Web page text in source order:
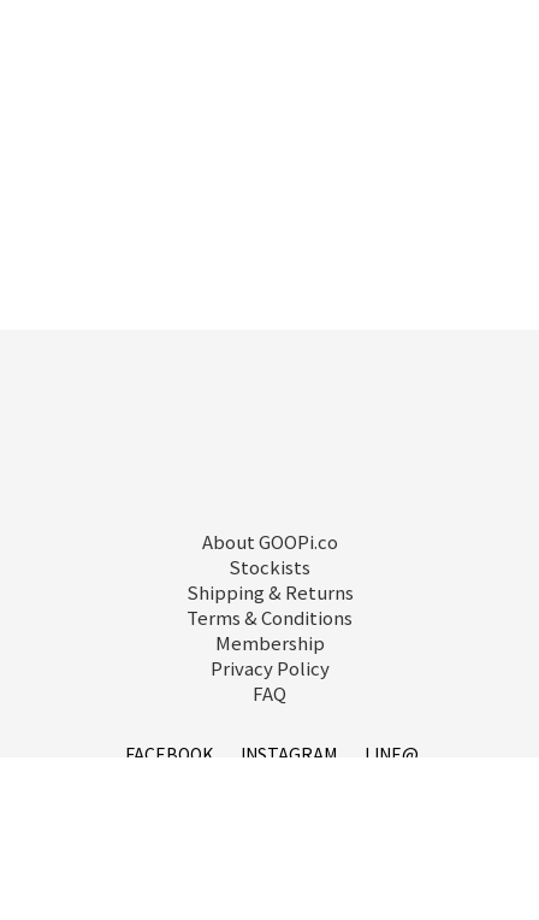
About GOOPi.co
Stockists
Shipping & Returns
Terms & Conditions
Membership
Privacy Policy
FAQ
FACEBOOK INSTAGRAM
LINE@